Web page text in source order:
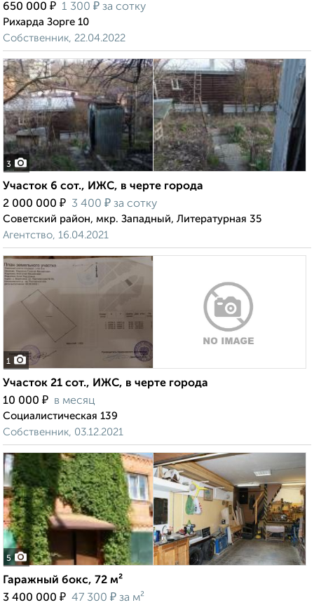
650 000 ₽ 1 300 ₽ за сотку
Рихарда Зорге 10
Собственник, 22.04.2022
3
Участок 6 сот., ИЖС, в черте города
2 000 000 ₽ 3 400 ₽ за сотку
Советский район, мкр. Западный, Литературная 35
Агентство, 16.04.2021
1
Участок 21 сот., ИЖС, в черте города
10 000 ₽ в месяц
Социалистическая 139
Собственник, 03.12.2021
5
Гаражный бокс, 72 м²
3 400 000 ₽ 47 300 ₽ за м²